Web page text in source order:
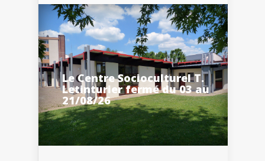
Le Centre Socioculturel T.
Letinturier fermé du 03 au
21/08/26